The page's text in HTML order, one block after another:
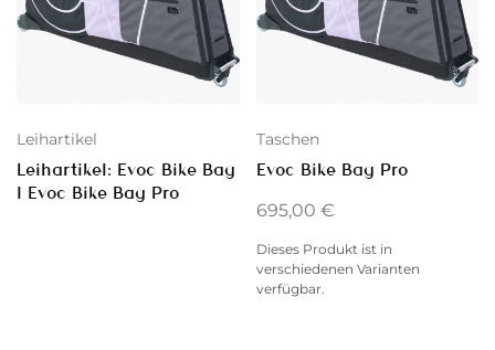
Leihartikel
Leihartikel: Evoc Bike Bag
| Evoc Bike Bag Pro
Taschen
Evoc Bike Bag Pro
695,00 €
Dieses Produkt ist in
verschiedenen Varianten
verfügbar.